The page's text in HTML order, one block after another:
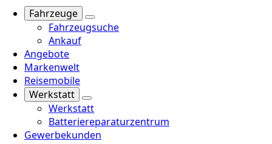
Fahrzeuge
Fahrzeugsuche
Ankauf
Angebote
Markenwelt
Reisemobile
Werkstatt
Werkstatt
Batteriereparaturzentrum
Gewerbekunden